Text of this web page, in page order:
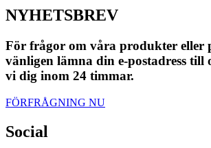
NYHETSBREV
För frågor om våra produkter eller
vänligen lämna din e-postadress till
vi dig inom 24 timmar.
FÖRFRÅGNING NU
Social